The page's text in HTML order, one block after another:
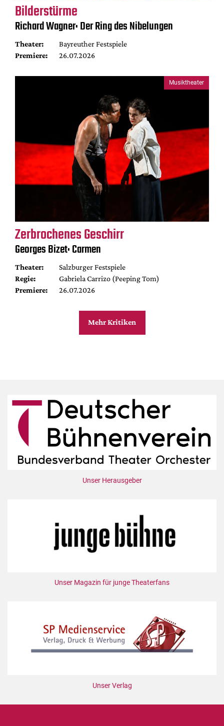
Bilderstürme
Richard Wagner: Der Ring des Nibelungen
Theater:
Bayreuther Festspiele
Premiere:
26.07.2026
Musiktheater
Zerbrochenes Geschirr
Georges Bizet: Carmen
Theater:
Salzburger Festspiele
Regie:
Gabriela Carrizo (Peeping Tom)
Premiere:
26.07.2026
Mehr Kritiken
Unser Herausgeber
Unser Magazin für junge Theaterfans
Unser Verlag